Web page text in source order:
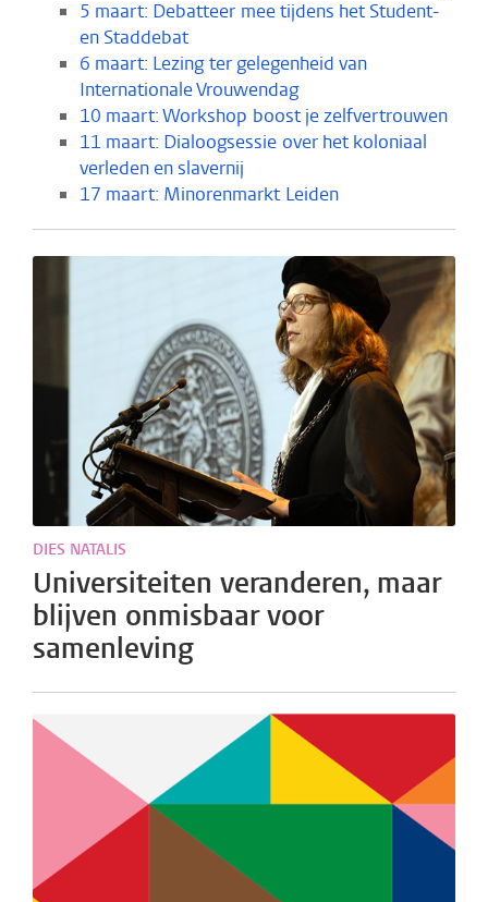
5 maart: Debatteer mee tijdens het Student-
en Staddebat
6 maart: Lezing ter gelegenheid van
Internationale Vrouwendag
10 maart: Workshop boost je zelfvertrouwen
11 maart: Dialoogsessie over het koloniaal
verleden en slavernij
17 maart: Minorenmarkt Leiden
DIES NATALIS
Universiteiten veranderen, maar
blijven onmisbaar voor
samenleving